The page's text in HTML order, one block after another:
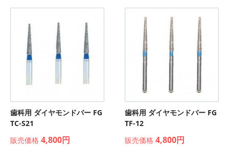
歯科用 ダイヤモンドバー FG
TC-S21
販売価格 4,800円
歯科用 ダイヤモンドバー FG
TF-12
販売価格 4,800円